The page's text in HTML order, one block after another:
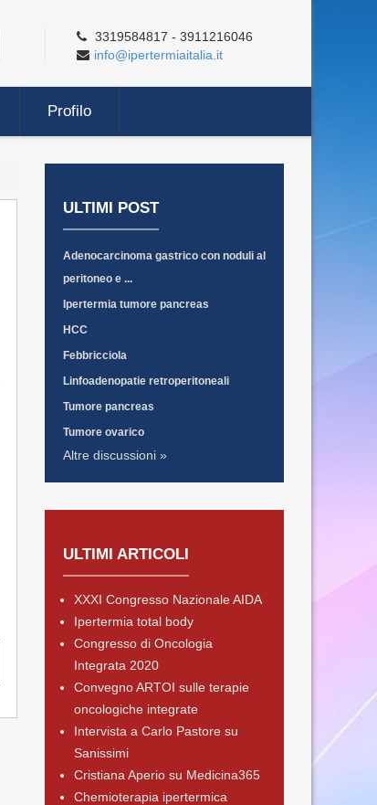
3319584817 - 3911216046
info@ipertermiaitalia.it
Profilo
ULTIMI POST
Adenocarcinoma gastrico con noduli al
peritoneo e ...
Ipertermia tumore pancreas
HCC
Febbricciola
Linfoadenopatie retroperitoneali
Tumore pancreas
Tumore ovarico
Altre discussioni »
ULTIMI ARTICOLI
XXXI Congresso Nazionale AIDA
Ipertermia total body
Congresso di Oncologia
Integrata 2020
Convegno ARTOI sulle terapie
oncologiche integrate
Intervista a Carlo Pastore su
Sanissimi
Cristiana Aperio su Medicina365
Chemioterapia ipertermica